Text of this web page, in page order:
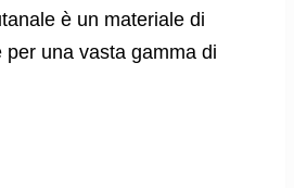
è un materiale di
per una vasta gamma di